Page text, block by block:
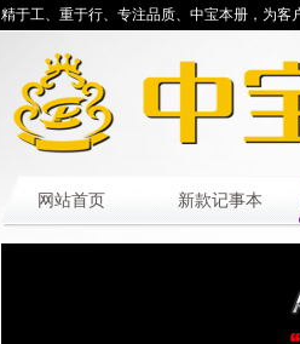
精于工、重于行、专注品质、中宝本册，为客
网站首页 新款记事本